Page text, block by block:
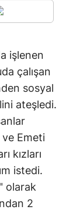
işlenen
çalışan
sosyal
ateşledi.
Emeti
kızları
istedi.
olarak
2